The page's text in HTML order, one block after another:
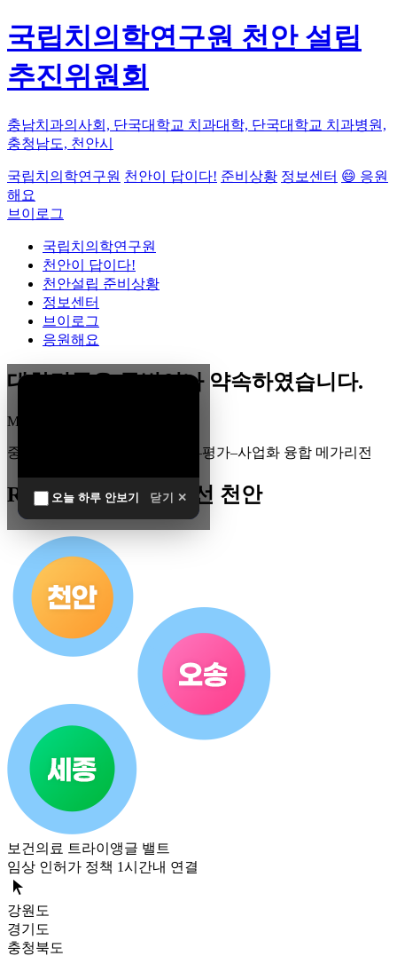
국립치의학연구원 천안 설립
추진위원회
충남치과의사회, 단국대학교 치과대학, 단국대학교 치과병원,
충청남도, 천안시
국립치의학연구원 천안이 답이다! 준비상황 정보센터 😄 응원
해요
브이로그
국립치의학연구원
천안이 답이다!
천안설립 준비상황
정보센터
브이로그
응원해요
오늘 하루 안보기 닫기 ✕
대한민국은 두번이나 약속하였습니다.
MEGA
중부권 전체를 잇는 연구–임상–평가–사업화 융합 메가리전
R&D 남방한계 최전선 천안
보건의료 트라이앵글 밸트
임상 인허가 정책 1시간내 연결
arrow_selector_tool
강원도
경기도
충청북도